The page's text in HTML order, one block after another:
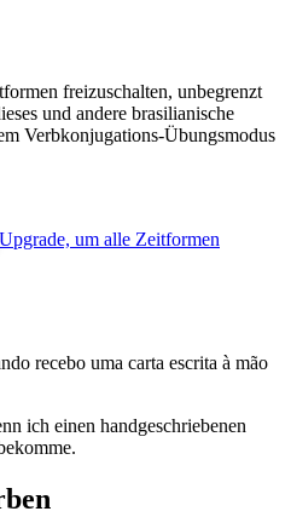
freizuschalten, unbegrenzt
und andere brasilianische
Verbkonjugations-Übungsmodus
Upgrade, um alle Zeitformen
recebo uma carta escrita à mão
ich einen handgeschriebenen